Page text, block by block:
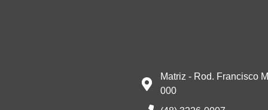
Matriz - Rod. Francisco
000